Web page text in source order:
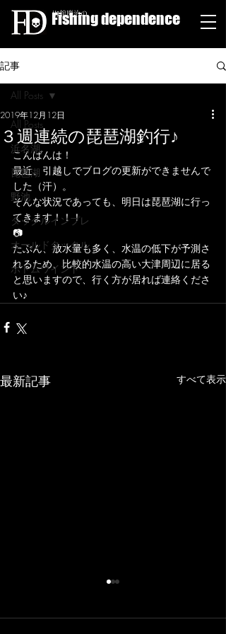
栁舘慶治の
Fishing dependence
記事
All Posts
浜名湖
琵琶湖
野池
タックルインプレ
オールドタックル
ボトムワインド
All Posts
３週連続の琵琶湖釣行♪
2019年12月12日
こんばんは！
最近、引越しでブログの更新ができませんで
した（汗）。
そんな状況であっても、明日は琵琶湖に行っ
てきます！！！
📷
たぶん、放水量も多く、水温の低下が予測さ
れるため、比較的水温の高い大津周辺に居る
と思いますので、行く方が居れば連絡くださ
最新記事 すべて表示